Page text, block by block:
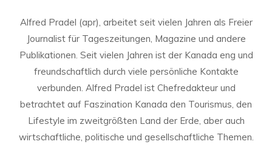
Alfred Pradel (apr), arbeitet seit vielen Jahren als Freier
Journalist für Tageszeitungen, Magazine und andere
Publikationen. Seit vielen Jahren ist der Kanada eng und
freundschaftlich durch viele persönliche Kontakte
verbunden. Alfred Pradel ist Chefredakteur und
betrachtet auf Faszination Kanada den Tourismus, den
Lifestyle im zweitgrößten Land der Erde, aber auch
wirtschaftliche, politische und gesellschaftliche Themen.